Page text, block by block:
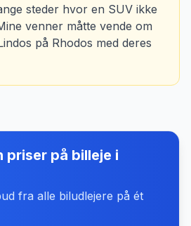
steder hvor en SUV ikke
venner måtte vende om
på Rhodos med deres
priser på billeje i
fra alle biludlejere på ét